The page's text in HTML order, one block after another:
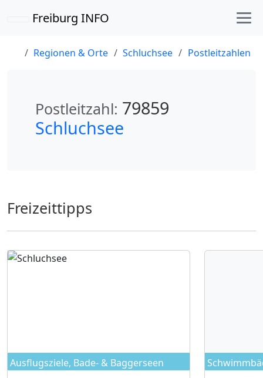
Freiburg INFO
Regionen & Orte Schluchsee Postleitzahlen
Postleitzahl: 79859
Schluchsee
Freizeittipps
Ausflugsziele, Bade- & Baggerseen